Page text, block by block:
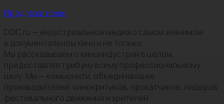
Предложи идею
DOC.ru — индустриальное медиа о самом значимом
в документальном кино и не только.
Мы рассказываем о киноиндустрии в целом,
предоставляя трибуну всему профессиональному
цеху. Мы — комьюнити, объединяющее
производителей, кинокритиков, прокатчиков, лидеров
фестивального движения и зрителей.